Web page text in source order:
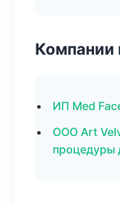
ИП Med
ООО Art
процедуры